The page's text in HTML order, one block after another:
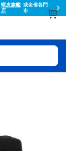
蝦皮旗艦
店
或全省各門
市